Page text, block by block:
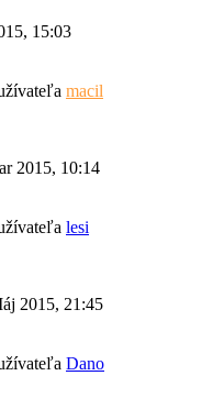
15:03
macil
2015, 10:14
lesi
2015, 21:45
Dano